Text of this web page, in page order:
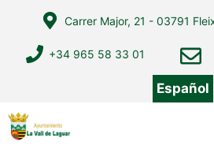
contenido
Carrer Major, 21 - 03791
+34 965 58 33 01
Español